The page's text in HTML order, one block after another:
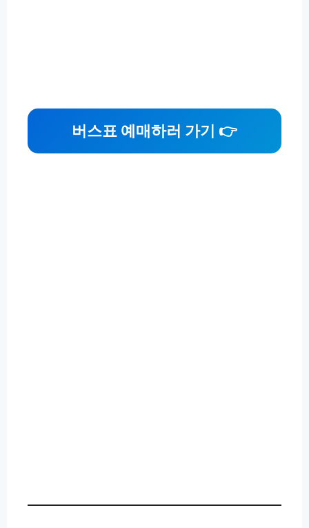
버스표 예매하러 가기 👉